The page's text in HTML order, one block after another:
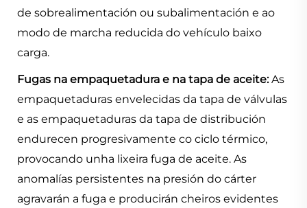
de sobrealimentación ou subalimentación e ao
modo de marcha reducida do vehículo baixo
carga.
Fugas na empaquetadura e na tapa de aceite:As
empaquetaduras envelecidas da tapa de válvulas
e as empaquetaduras da tapa de distribución
endurecen progresivamente co ciclo térmico,
provocando unha lixeira fuga de aceite. As
anomalías persistentes na presión do cárter
agravarán a fuga e producirán cheiros evidentes